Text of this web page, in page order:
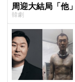
周迎大結局「他
韓劇